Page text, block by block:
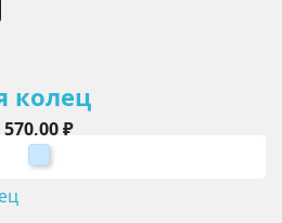
колец
Цена
570,00 ₽